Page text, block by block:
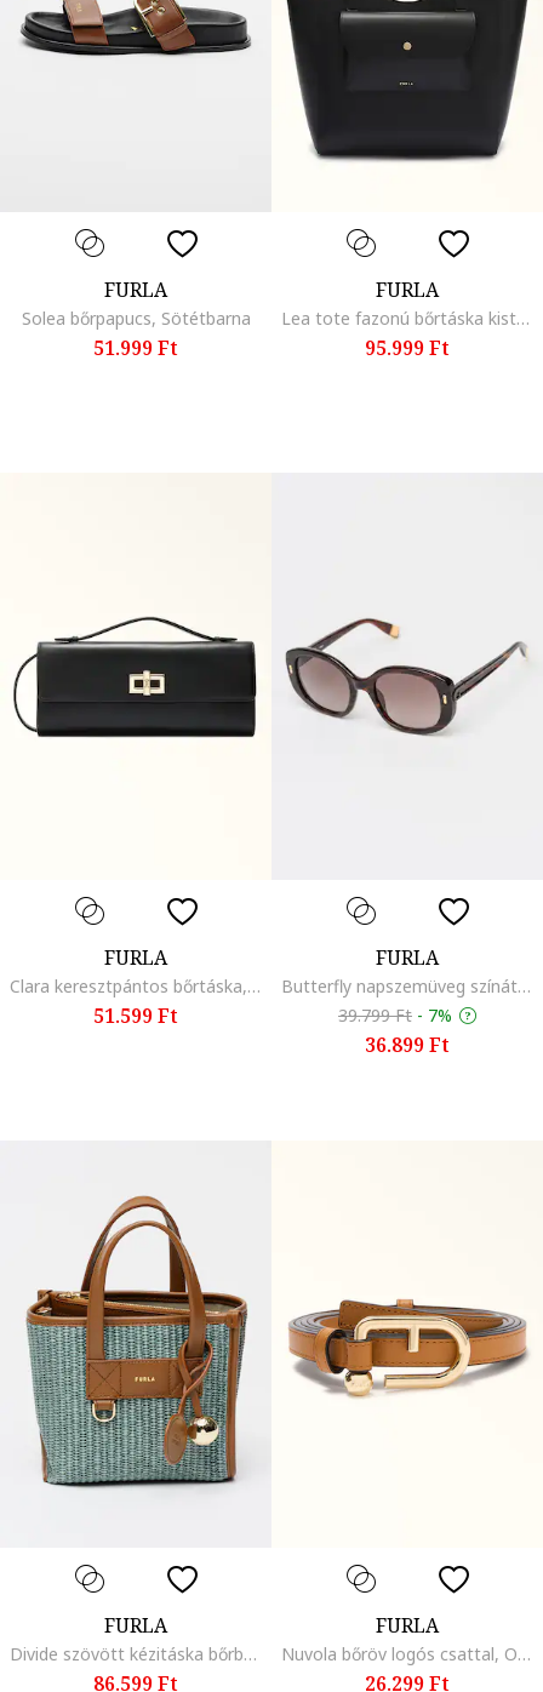
FURLA
Solea bőrpapucs, Sötétbarna
51.999 Ft
FURLA
Lea tote fazonú bőrtáska kistáskával
95.999 Ft
FURLA
Clara keresztpántos bőrtáska, Fekete
51.599 Ft
FURLA
Butterfly napszemüveg színátmenetes lencsékkel, Konyakbarna
39.799 Ft - 7%
36.899 Ft
FURLA
Divide szövött kézitáska bőrbetétekkel, Sötétbarna/Sötétszürke
86.599 Ft
FURLA
Nuvola bőröv logós csattal, Okkersárga
26.299 Ft